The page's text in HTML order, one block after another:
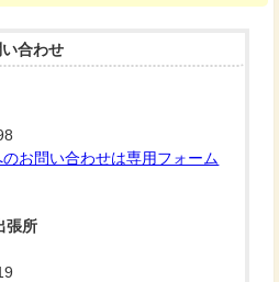
合わせ
お問い合わせは専用フォーム
張所